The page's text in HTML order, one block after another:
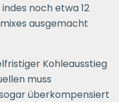
noch etwa 12
ausgemacht
Kohleausstieg
muss
überkompensiert